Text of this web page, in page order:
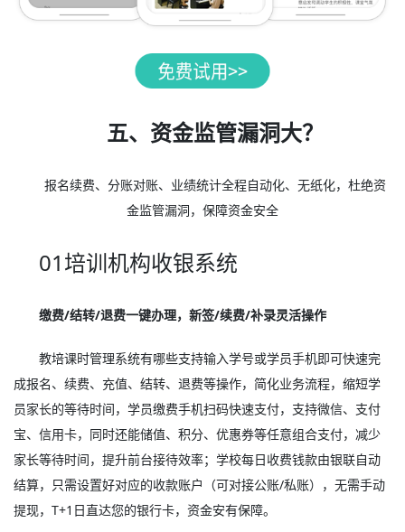
五、资金监管漏洞大？
报名续费、分账对账、业绩统计全程自动化、无纸化，杜绝资
金监管漏洞，保障资金安全
01培训机构收银系统
缴费/结转/退费一键办理，新签/续费/补录灵活操作
教培课时管理系统有哪些支持输入学号或学员手机即可快速完
成报名、续费、充值、结转、退费等操作，简化业务流程，缩短学
员家长的等待时间，学员缴费手机扫码快速支付，支持微信、支付
宝、信用卡，同时还能储值、积分、优惠券等任意组合支付，减少
家长等待时间，提升前台接待效率；学校每日收费钱款由银联自动
结算，只需设置好对应的收款账户（可对接公账/私账），无需手动
提现，T+1日直达您的银行卡，资金安有保障。